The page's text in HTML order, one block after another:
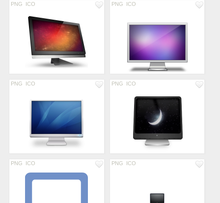
PNG ICO PNG ICO
PNG ICO PNG ICO
PNG ICO PNG ICO